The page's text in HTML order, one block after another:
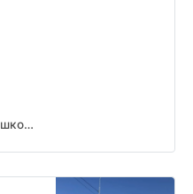
Новости Республики Башкортостан и Уфы ( БСТ )